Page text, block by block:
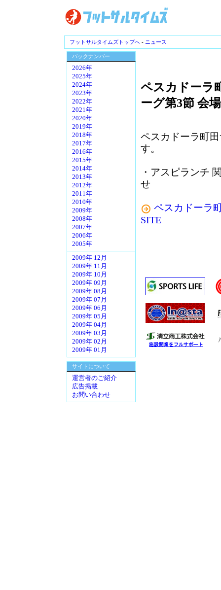
フットサルタイムズトップへ - ニュース
バックナンバー
2026年
2025年
2024年
2023年
2022年
2021年
2020年
2019年
2018年
2017年
2016年
2015年
2014年
2013年
2012年
2011年
2010年
2009年
2008年
2007年
2006年
2005年
2009年 12月
2009年 11月
2009年 10月
2009年 09月
2009年 08月
2009年 07月
2009年 06月
2009年 05月
2009年 04月
2009年 03月
2009年 02月
2009年 01月
サイトについて
運営者のご紹介
広告掲載
お問い合わせ
ペスカドーラ
ーグ第3節 会
ペスカドーラ町
す。
・アスピランチ
せ
ペスカドーラ
SITE